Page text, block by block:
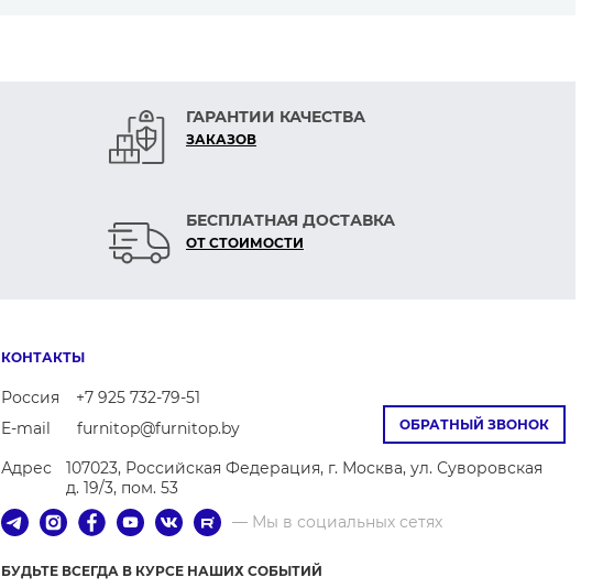
ГАРАНТИИ КАЧЕСТВА
ЗАКАЗОВ
БЕСПЛАТНАЯ ДОСТАВКА
ОТ СТОИМОСТИ
ОБРАТНЫЙ ЗВОНОК
КОНТАКТЫ
Россия
+7 925 732-79-51
E-mail
furnitop@furnitop.by
Адрес
107023, Российская Федерация, г. Москва, ул. Суворовская
д. 19/3, пом. 53
— Мы в социальных сетях
БУДЬТЕ ВСЕГДА В КУРСЕ НАШИХ СОБЫТИЙ